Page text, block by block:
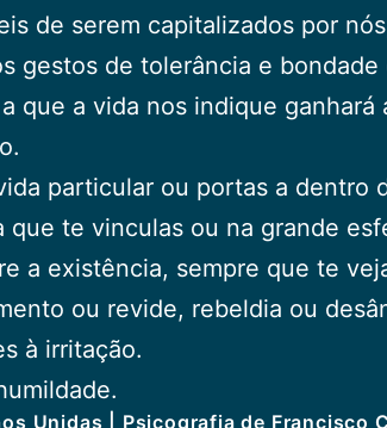
de serem capitalizados por
gestos de tolerância e bondade
que a vida nos indique
particular ou portas a dentro
que te vinculas ou na grande
a existência, sempre que te
ou revide, rebeldia ou
à irritação.
Unidas | Psicografia de Francisco